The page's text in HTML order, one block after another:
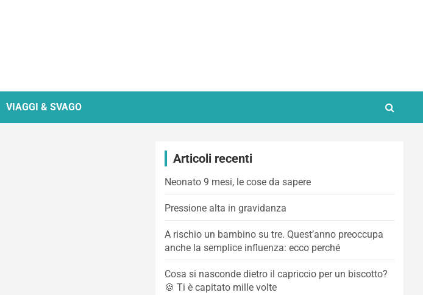
VIAGGI & SVAGO
Articoli recenti
Neonato 9 mesi, le cose da sapere
Pressione alta in gravidanza
A rischio un bambino su tre. Quest’anno preoccupa
anche la semplice influenza: ecco perché
Cosa si nasconde dietro il capriccio per un biscotto?
🍪 Ti è capitato mille volte